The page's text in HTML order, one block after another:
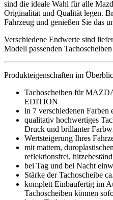
sind die ideale Wahl für alle
Originalität und Qualität legen.
Fahrzeug und genießen Sie das
Verschiedene Endwerte sind
Modell passenden
Produkteigenschaften im
Tachoscheiben für
EDITION
in 7 verschiedenen Farben
qualitativ hochwertiges
Druck und brillanter
Wertsteigerung Ihres
mit mattem,
reflektionsfrei,
bei Tag und bei Nacht
Stärke der Tachoscheibe
komplett Einbaufertig im
Tachoscheiben können